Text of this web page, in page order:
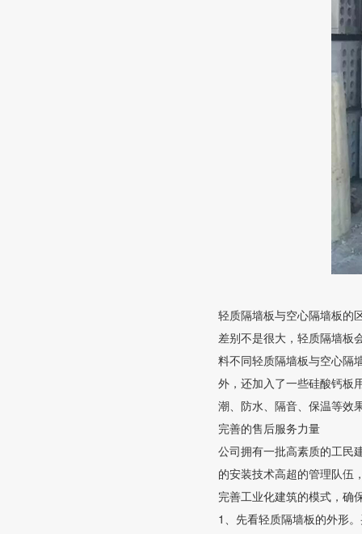
轻质隔墙板与空心隔墙板的
差别不是很大，轻质隔墙板
料不同轻质隔墙板与空心隔
外，还加入了一些硅酸钙板
潮、防水、隔音、保温等效
完善的售后服务力量
公司拥有一批高素质的工民
的安装技术高超的管理队伍
完善工业化建筑的模式，确
1、先看轻质隔墙板的外形